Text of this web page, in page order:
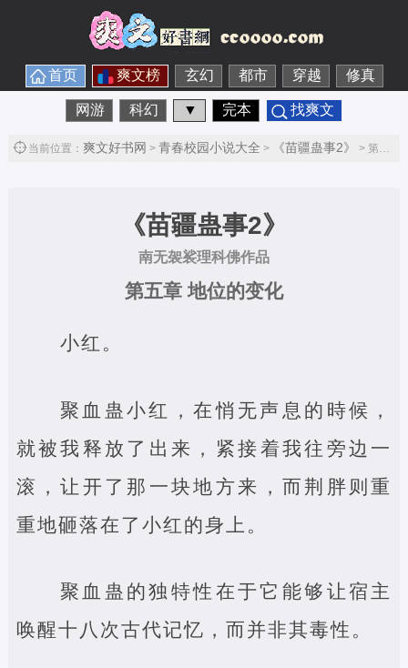
首页 爽文榜 玄幻 都市 穿越 修真
网游 科幻 ▼ 完本 找爽文
当前位置： 爽文好书网 > 青春校园小说大全 > 《苗疆蛊事2》 > 第五章 地位的变化第1节
《苗疆蛊事2》
南无袈裟理科佛作品
第五章 地位的变化
小红。
聚血蛊小红，在悄无声息的時候，
就被我释放了出来，紧接着我往旁边一
滚，让开了那一块地方来，而荆胖则重
重地砸落在了小红的身上。
聚血蛊的独特性在于它能够让宿主
唤醒十八次古代记忆，而并非其毒性。